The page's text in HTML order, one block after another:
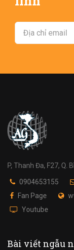
P, Thanh Đa, F27, Q.
0904653155
Fan Page
Youtube
Bài viết ngẫu